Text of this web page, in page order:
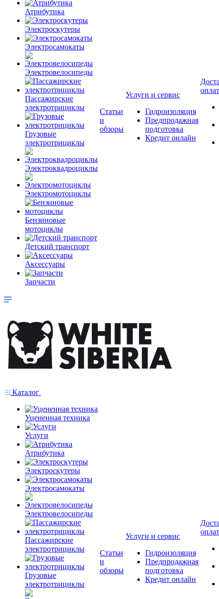
Атрибутика
Электроскутеры
Электросамокаты
Электровелосипеды
Пассажирские
электротрициклы
Грузовые
электротрициклы
Электроквадроциклы
Электромотоциклы
Бензиновые
мотоциклы
Детский транспорт
Аксессуары
Запчасти
Статьи
и
обзоры
Услуги и сервис
Гидроизоляция
Предпродажная
подготовка
Кредит онлайн
Каталог
Уцененная техника
Услуги
Атрибутика
Электроскутеры
Электросамокаты
Электровелосипеды
Пассажирские
электротрициклы
Грузовые
электротрициклы
Статьи
и
обзоры
Услуги и сервис
Гидроизоляция
Предпродажная
подготовка
Кредит онлайн